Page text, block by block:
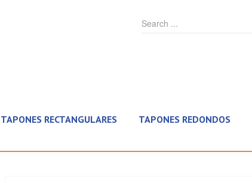
TAPONES RECTANGULARES TAPONES REDONDOS